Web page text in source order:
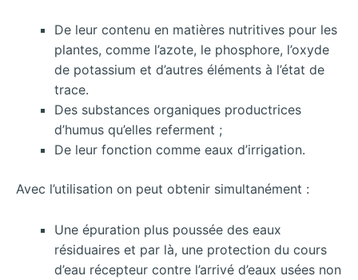
De leur contenu en matières nutritives pour les
plantes, comme l’azote, le phosphore, l’oxyde
de potassium et d’autres éléments à l’état de
trace.
Des substances organiques productrices
d’humus qu’elles referment ;
De leur fonction comme eaux d’irrigation.
Avec l’utilisation on peut obtenir simultanément :
Une épuration plus poussée des eaux
résiduaires et par là, une protection du cours
d’eau récepteur contre l’arrivé d’eaux usées non